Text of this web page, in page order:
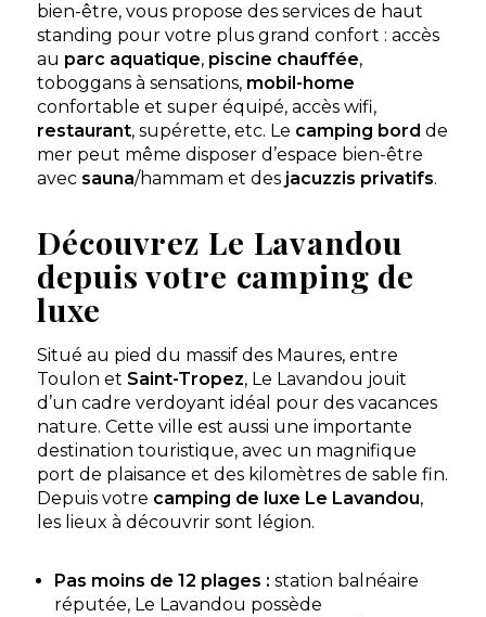
bien-être, vous propose des services de haut
standing pour votre plus grand confort : accès
au parc aquatique, piscine chauffée,
toboggans à sensations, mobil-home
confortable et super équipé, accès wifi,
restaurant, supérette, etc. Le camping bord de
mer peut même disposer d’espace bien-être
avec sauna/hammam et des jacuzzis privatifs.
Découvrez Le Lavandou
depuis votre camping de
luxe
Situé au pied du massif des Maures, entre
Toulon et Saint-Tropez, Le Lavandou jouit
d’un cadre verdoyant idéal pour des vacances
nature. Cette ville est aussi une importante
destination touristique, avec un magnifique
port de plaisance et des kilomètres de sable fin.
Depuis votre camping de luxe Le Lavandou,
les lieux à découvrir sont légion.
Pas moins de 12 plages : station balnéaire
réputée, Le Lavandou possède